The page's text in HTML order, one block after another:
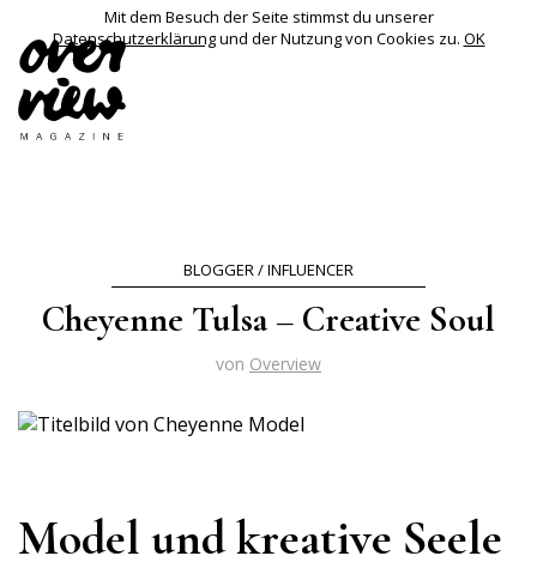
Mit dem Besuch der Seite stimmst du unserer
Datenschutzerklärungund der Nutzung von Cookies zu. OK
BLOGGER / INFLUENCER
Cheyenne Tulsa – Creative Soul
von Overview
Model und kreative Seele